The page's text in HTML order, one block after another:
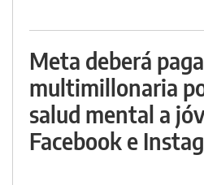
Meta deberá
multimillonaria
salud mental a
Facebook e